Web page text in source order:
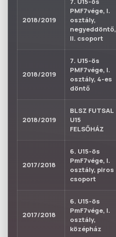
2018/2019
PMF7vége, I.
osztály,
negyeddöntő,
II. csoport
2018/2019
7. U15-ös
PMF7vége, I.
osztály, 4-es
döntő
2018/2019
BLSZ FUTSAL
U15
FELSŐHÁZ
2017/2018
6. U15-ös
PmF7vége, I.
osztály, piros
csoport
2017/2018
6. U15-ös
PmF7vége, I.
osztály,
középház